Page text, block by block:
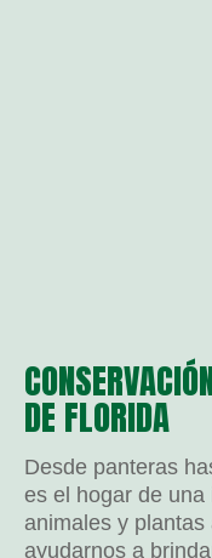
DE FLORIDA
Desde panteras
es el hogar de
animales y
ayudarnos a